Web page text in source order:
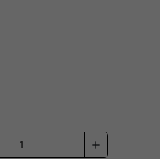
add